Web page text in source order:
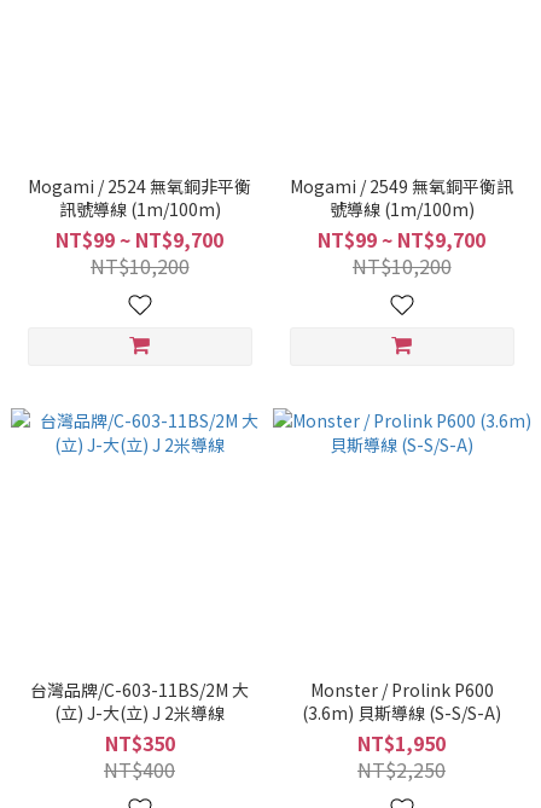
Mogami / 2524 無氧銅非平衡
訊號導線 (1m/100m)
NT$99 ~ NT$9,700
NT$10,200
Mogami / 2549 無氧銅平衡訊
號導線 (1m/100m)
NT$99 ~ NT$9,700
NT$10,200
台灣品牌/C-603-11BS/2M 大
(立) J-大(立) J 2米導線
NT$350
NT$400
Monster / Prolink P600
(3.6m) 貝斯導線 (S-S/S-A)
NT$1,950
NT$2,250